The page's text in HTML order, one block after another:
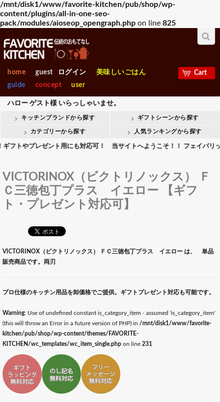
/mnt/disk1/www/favorite-kitchen/pub/shop/wp-
content/plugins/all-in-one-seo-
pack/modules/aioseop_opengraph.php on line 825
home guest ログイン
美味しいごはん
guide
concept user
ハロー ゲスト様いらっしゃいませ。
Cart
キッチンブランドから探す ギフトシーンから探す
カテゴリーから探す 人気ランキングから探す
やプレゼント用にも対応可！ 当サイトへようこそ！！ フェイバリッ
VICTORINOX（ビクトリノックス） Ｆ
Ｃ三徳包丁プラス イエロー 【ギフ
ト・プレゼント対応可】
VICTORINOX（ビクトリノックス） ＦＣ三徳包丁プラス イエロー は、 単品
販売商品です。両刃
プロ仕様のキッチン用品を卸価格でご提供。ギフトプレゼント対応も可能です。
Warning: Use of undefined constant is_category_item - assumed 'is_category_item'
(this will throw an Error in a future version of PHP) in /mnt/disk1/www/favorite-
kitchen/pub/shop/wp-content/themes/FAVORITE-
KITCHEN/wc_templates/wc_item_single.php on line 231
ギフトラッピング対応ギフトのし記名対応